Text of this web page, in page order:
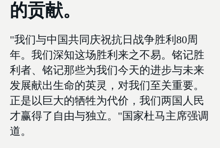
的贡献。
"我们与中国共同庆祝抗日战争胜利80周
年。我们深知这场胜利来之不易。铭记胜
利者、铭记那些为我们今天的进步与未来
发展献出生命的英灵，对我们至关重要。
正是以巨大的牺牲为代价，我们两国人民
才赢得了自由与独立。"国家杜马主席强调
道。